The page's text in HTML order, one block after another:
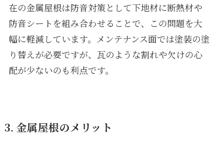
在の金属屋根は防音対策として下地材に断熱材や
防音シートを組み合わせることで、この問題を大
幅に軽減しています。メンテナンス面では塗装の塗
り替えが必要ですが、瓦のような割れや欠けの心
配が少ないのも利点です。
3. 金属屋根のメリット